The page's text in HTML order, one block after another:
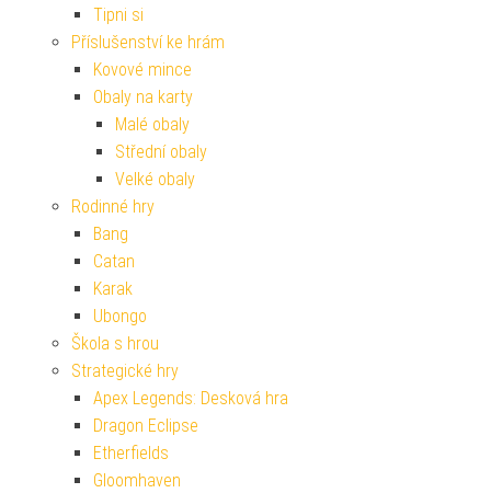
Tipni si
Příslušenství ke hrám
Kovové mince
Obaly na karty
Malé obaly
Střední obaly
Velké obaly
Rodinné hry
Bang
Catan
Karak
Ubongo
Škola s hrou
Strategické hry
Apex Legends: Desková hra
Dragon Eclipse
Etherfields
Gloomhaven